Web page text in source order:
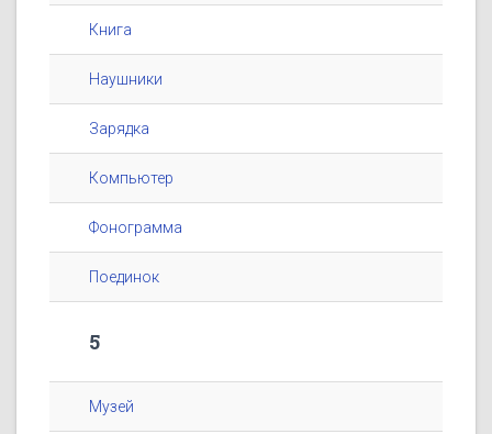
Книга
Наушники
Зарядка
Компьютер
Фонограмма
Поединок
5
Музей